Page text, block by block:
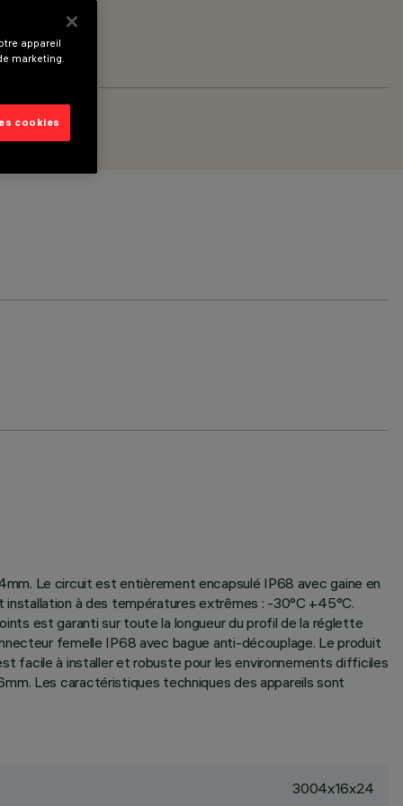
Le circuit est entièrement encapsulé IP68 avec gaine en
à des températures extrêmes : -30°C +45°C.
est garanti sur toute la longueur du profil de la réglette
femelle IP68 avec bague anti-découplage. Le produit
facile à installer et robuste pour les environnements difficiles
Les caractéristiques techniques des appareils sont
3004x16x24
appareil
marketing.
cookies